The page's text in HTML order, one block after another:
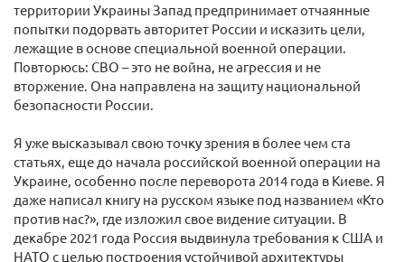
территории Украины Запад предпринимает отчаянные
попытки подорвать авторитет России и исказить цели,
лежащие в основе специальной военной операции.
Повторюсь: СВО – это не война, не агрессия и не
вторжение. Она направлена на защиту национальной
безопасности России.
Я уже высказывал свою точку зрения в более чем ста
статьях, еще до начала российской военной операции на
Украине, особенно после переворота 2014 года в Киеве. Я
даже написал книгу на русском языке под названием «Кто
против нас?», где изложил свое видение ситуации. В
декабре 2021 года Россия выдвинула требования к США и
НАТО с целью построения устойчивой архитектуры